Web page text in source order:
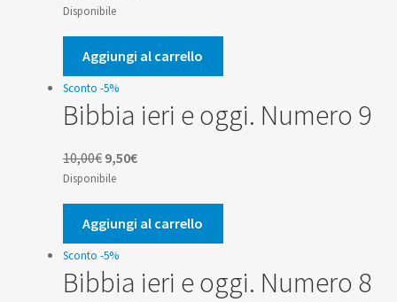
prezzo
originale
era:
10,00€.
attuale
è:
9,50€.
Disponibile
Aggiungi al carrello
Sconto -5%
Bibbia ieri e oggi. Numero 9
10,00€ Il
prezzo
originale
era:
10,00€.
9,50€Il
attuale
è:
9,50€.
Disponibile
Aggiungi al carrello
Sconto -5%
Bibbia ieri e oggi. Numero 8